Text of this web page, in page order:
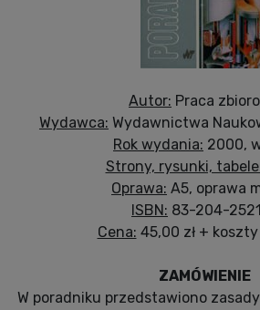
Autor: Praca
Wydawca: Wydawnictwa
Rok wydania: 2000,
Strony, rysunki,
Oprawa: A5, oprawa
ISBN: 83-204-
Cena: 45,00 zł + koszty
ZAMÓWIENIE
W poradniku przedstawiono